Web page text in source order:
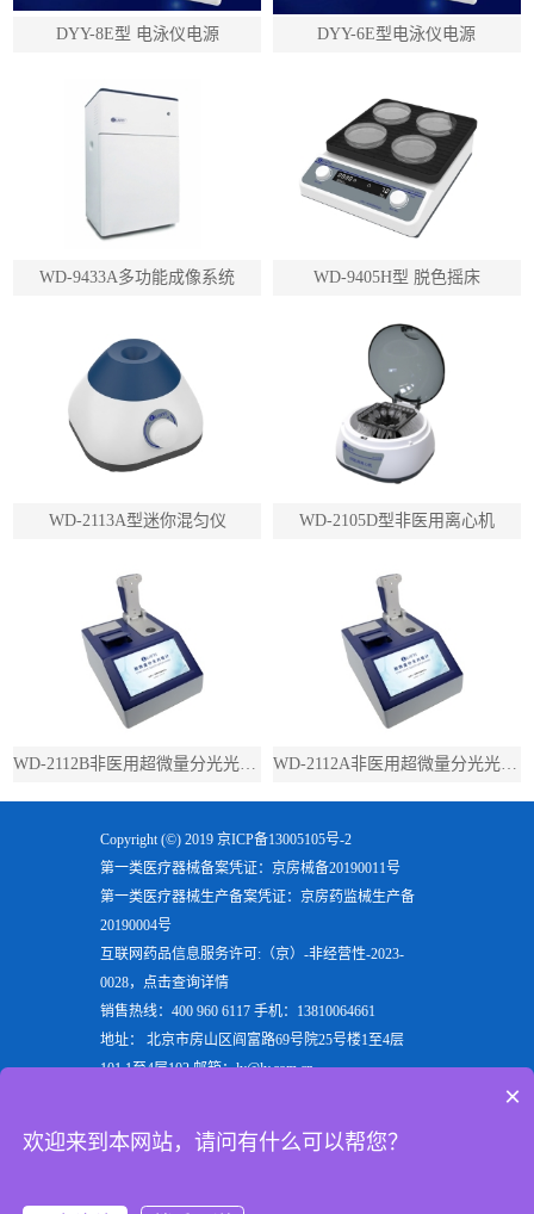
DYY-8E型 电泳仪电源 DYY-6E型电泳仪电源
WD-9433A多功能成像系统 WD-9405H型 脱色摇床
WD-2113A型迷你混匀仪 WD-2105D型非医用离心机
WD-2112B非医用超微量分光光度计（带荧光） WD-2112A非医用超微量分光光度计（不带荧光）
Copyright (©) 2019 京ICP备13005105号-2
第一类医疗器械备案凭证：京房械备20190011号
第一类医疗器械生产备案凭证：京房药监械生产备
20190004号
互联网药品信息服务许可:（京）-非经营性-2023-
0028，点击查询详情
销售热线：400 960 6117 手机：13810064661
地址： 北京市房山区阎富路69号院25号楼1至4层
101,1至4层102 邮箱：ly@ly.com.cn
仪
等实验室用检验分析产品，是电泳槽装置行业的重
×
欢迎来到本网站，请问有什么可以帮您？